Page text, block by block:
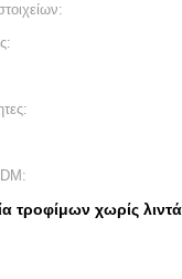
τροφίμων χωρίς λιντά